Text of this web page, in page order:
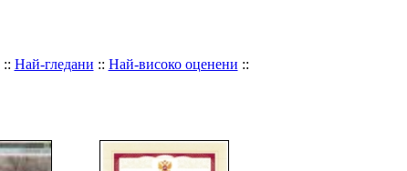
:: Най-гледани :: Най-високо оценени ::